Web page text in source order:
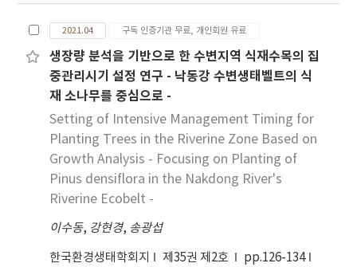
군은 만 4년생 이상으로 추정되었다. 생식소성숙도지
수(GSI)는 3월(암: 12.9%, 수: 5.0%)에 가장 높았고,
산란관길이/체 장(Ovipositor length/Standard
length)의 비율(%)은 4월(46.3%)에 가장 높았다.
성숙란인 1.6㎜ 이상 크기의 난경이 차지하 는 비율은
5월(13.2%)에 가장 높게 나타났다. 산란기 특성을 종
합적으로 분석한 결과 산란기는 3월부터 6월까지로
추정되었고 (수온 11.5~22.5℃) 조사기간 동안 성비
는 1:1.13(♀:♂)이었다. 포란수는 318±174.5
(50~583)개, 성숙란수는 220±139.2 (50~406)개,
성숙난의 크기는 장경 2.04±0.110㎜, 단경
2021.04 구독 인증기관 무료, 개인회원 유료
생장량 분석을 기반으로 한 수변지역 식재수목의 집
중관리시기 설정 연구 - 낙동강 수변생태벨트의 식
재 소나무를 중심으로 -
Setting of Intensive Management Timing for
Planting Trees in the Riverine Zone Based on
Growth Analysis - Focusing on Planting of
Pinus densiflora in the Nakdong River's
Riverine Ecobelt -
이수동, 강현경, 송광섭
한국환경생태학회지 제35권 제2호 pp.126-134